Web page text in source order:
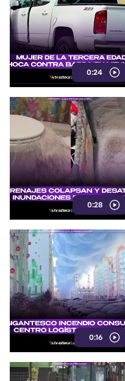
0:24
0:28
0:16